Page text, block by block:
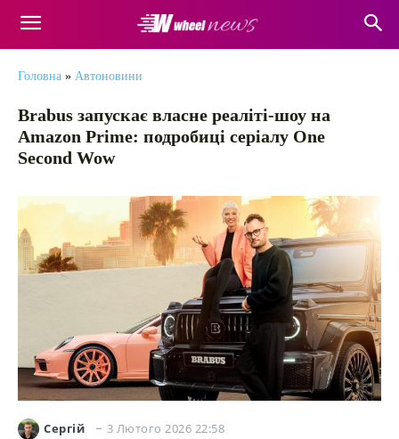
Головна » Автоновини
Brabus запускає власне реаліті-шоу на
Amazon Prime: подробиці серіалу One
Second Wow
Сергій 3 Лютого 2026 22:58